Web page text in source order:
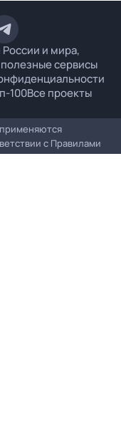
и мира,
сервисы
100Все проекты
с Правилами